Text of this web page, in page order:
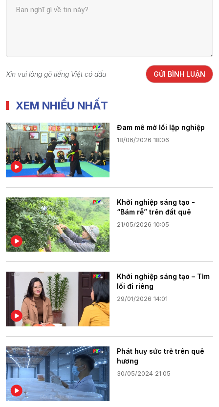
Xin vui lòng gõ tiếng Việt có dấu GỬI BÌNH LUẬN
XEM NHIỀU NHẤT
Đam mê mở lối lập nghiệp
18/06/2026 18:06
Khởi nghiệp sáng tạo -
“Bám rễ” trên đất quê
21/05/2026 10:05
Khởi nghiệp sáng tạo – Tìm
lối đi riêng
29/01/2026 14:01
Phát huy sức trẻ trên quê
hương
30/05/2024 21:05